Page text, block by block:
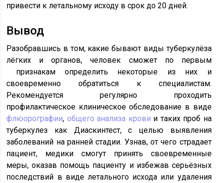
привести к летальному исходу в срок до 20 дней.
Вывод
Разобравшись в том, какие бывают виды туберкулёза
лёгких и органов, человек сможет по первым
признакам определить некоторые из них и
своевременно обратиться к специалистам.
Рекомендуется регулярно проходить
профилактическое клиническое обследование в виде
флюорографии, общего анализа крови и таких проб на
туберкулез как Диаскинтест, с целью выявления
заболеваний на ранней стадии. Узнав, от чего страдает
пациент, медики смогут принять своевременные
меры, оказав помощь пациенту и избежав серьёзных
последствий в виде летального исхода или удаления